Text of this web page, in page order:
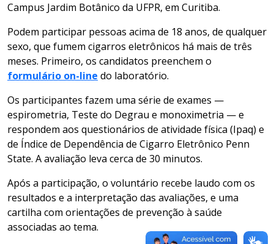
Campus Jardim Botânico da UFPR, em Curitiba.
Podem participar pessoas acima de 18 anos, de qualquer
sexo, que fumem cigarros eletrônicos há mais de três
meses. Primeiro, os candidatos preenchem o
formulário on-line do laboratório.
Os participantes fazem uma série de exames —
espirometria, Teste do Degrau e monoximetria — e
respondem aos questionários de atividade física (Ipaq) e
de Índice de Dependência de Cigarro Eletrônico Penn
State. A avaliação leva cerca de 30 minutos.
Após a participação, o voluntário recebe laudo com os
resultados e a interpretação das avaliações, e uma
cartilha com orientações de prevenção à saúde
associadas ao tema.